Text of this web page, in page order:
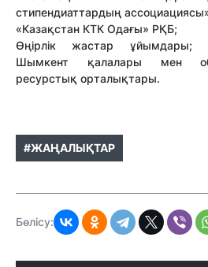
стипендиаттардың
«Казақстан КТК Одағы» РҚБ;
Өңірлік жастар ұйымдары;
Шымкент қалалары мен
ресурстық орталықтары.
#ЖАҢАЛЫҚТАР
Бөлісу: